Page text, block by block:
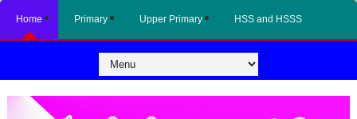
Home Primary Upper Primary HSS and HSSS